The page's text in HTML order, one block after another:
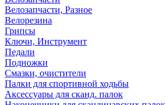
Велозапчасти, Разное
Велорезина
Грипсы
Ключи, Инструмент
Педали
Подножки
Смазки, очистители
Палки для спортивной ходьбы
Аксессуары для сканд. палок